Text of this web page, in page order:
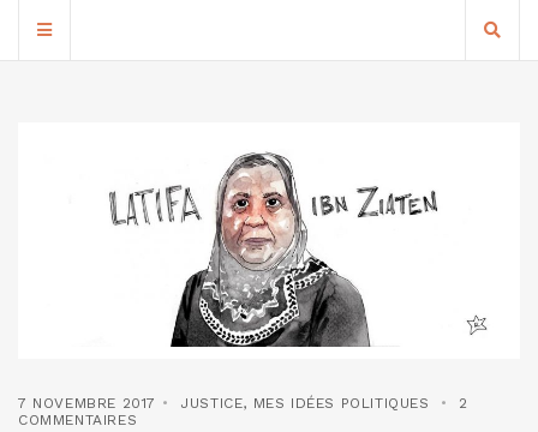
7 NOVEMBRE 2017 JUSTICE, MES IDÉES POLITIQUES
2
COMMENTAIRES